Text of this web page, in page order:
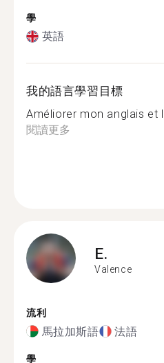
學
英語
我的語言學習目標
Améliorer mon anglais et
閱讀更多
E.
Valence
流利
馬拉加斯語 法語
學